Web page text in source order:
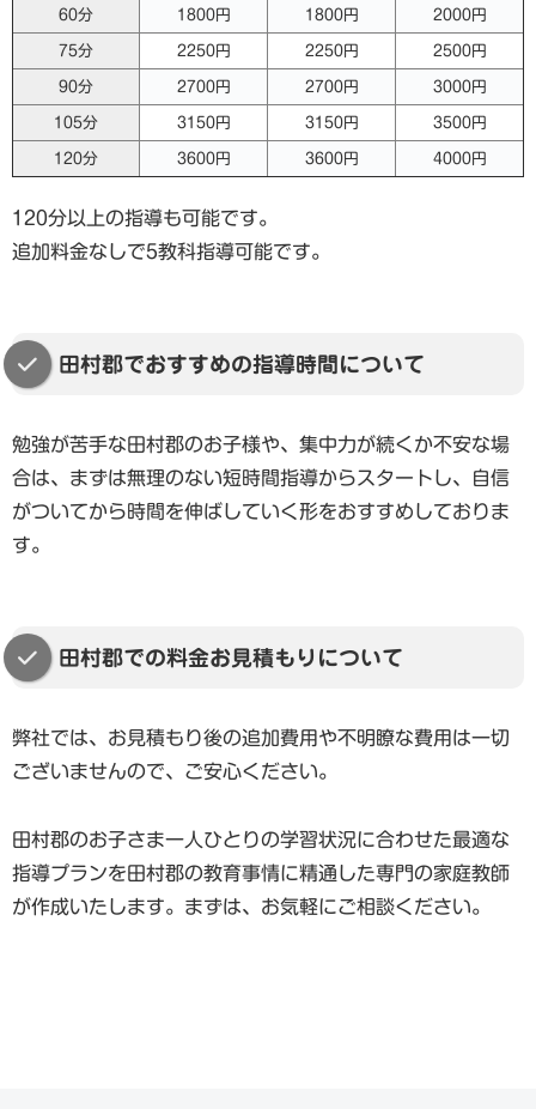
60分 1800円 1800円 2000円
75分 2250円 2250円 2500円
90分 2700円 2700円 3000円
105分 3150円 3150円 3500円
120分 3600円 3600円 4000円
120分以上の指導も可能です。
追加料金なしで5教科指導可能です。
田村郡でおすすめの指導時間について
勉強が苦手な田村郡のお子様や、集中力が続くか不安な場
合は、まずは無理のない短時間指導からスタートし、自信
がついてから時間を伸ばしていく形をおすすめしておりま
す。
田村郡での料金お見積もりについて
弊社では、お見積もり後の追加費用や不明瞭な費用は一切
ございませんので、ご安心ください。
田村郡のお子さま一人ひとりの学習状況に合わせた最適な
指導プランを田村郡の教育事情に精通した専門の家庭教師
が作成いたします。まずは、お気軽にご相談ください。